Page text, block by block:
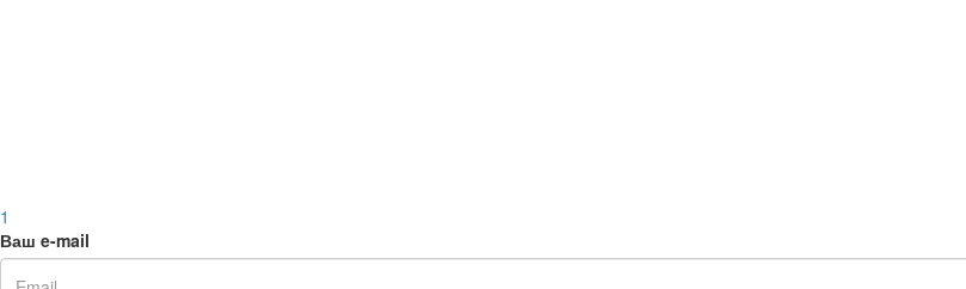
1
Ваш e-mail